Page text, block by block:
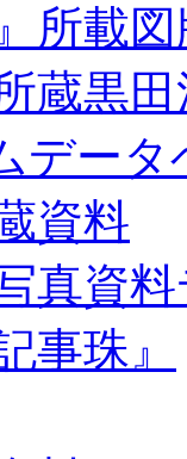
所載
蔵黒
データ
資料
真資
事珠』